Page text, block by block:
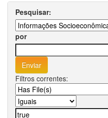
Pesquisar:
por
Filtros correntes: